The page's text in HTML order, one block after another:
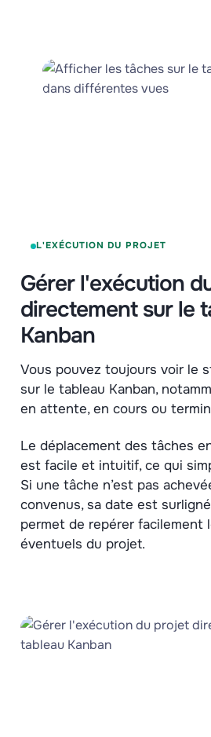
L'EXÉCUTION DU PROJET
Gérer l'exécution
directement sur le
Kanban
Vous pouvez toujours voir le
sur le tableau Kanban,
en attente, en cours ou
Le déplacement des tâches
est facile et intuitif, ce qui
Si une tâche n’est pas
convenus, sa date est
permet de repérer facilement
éventuels du projet.